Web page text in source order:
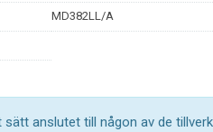
MD382LL/A
anslutet till någon av de